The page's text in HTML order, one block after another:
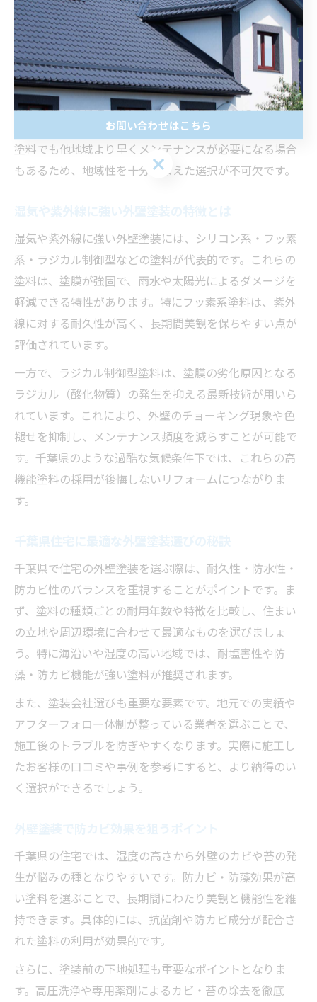
るカビや苔の発生、紫外線による塗膜の劣化が懸念され
ます。
そのため、千葉県の住宅では耐水性・耐候性に優れた塗
料を選ぶことが重要です。実際に、地元で多数の施工実
績がある塗装会社でも、現地の気候を考慮した塗料選び
が重視されています。外壁塗装の種類によっては、同じ
塗料でも他地域より早くメンテナンスが必要になる場合
もあるため、地域性を十分踏まえた選択が不可欠です。
湿気や紫外線に強い外壁塗装には、シリコン系・フッ素
系・ラジカル制御型などの塗料が代表的です。これらの
塗料は、塗膜が強固で、雨水や太陽光によるダメージを
軽減できる特性があります。特にフッ素系塗料は、紫外
線に対する耐久性が高く、長期間美観を保ちやすい点が
評価されています。
一方で、ラジカル制御型塗料は、塗膜の劣化原因となる
ラジカル（酸化物質）の発生を抑える最新技術が用いら
れています。これにより、外壁のチョーキング現象や色
褪せを抑制し、メンテナンス頻度を減らすことが可能で
す。千葉県のような過酷な気候条件下では、これらの高
機能塗料の採用が後悔しないリフォームにつながりま
す。
千葉県で住宅の外壁塗装を選ぶ際は、耐久性・防水性・
防カビ性のバランスを重視することがポイントです。ま
ず、塗料の種類ごとの耐用年数や特徴を比較し、住まい
の立地や周辺環境に合わせて最適なものを選びましょ
う。特に海沿いや湿度の高い地域では、耐塩害性や防
藻・防カビ機能が強い塗料が推奨されます。
また、塗装会社選びも重要な要素です。地元での実績や
アフターフォロー体制が整っている業者を選ぶことで、
施工後のトラブルを防ぎやすくなります。実際に施工し
たお客様の口コミや事例を参考にすると、より納得のい
く選択ができるでしょう。
千葉県の住宅では、湿度の高さから外壁のカビや苔の発
生が悩みの種となりやすいです。防カビ・防藻効果が高
い塗料を選ぶことで、長期間にわたり美観と機能性を維
持できます。具体的には、抗菌剤や防カビ成分が配合さ
れた塗料の利用が効果的です。
さらに、塗装前の下地処理も重要なポイントとなりま
す。高圧洗浄や専用薬剤によるカビ・苔の除去を徹底
お問い合わせはこちら